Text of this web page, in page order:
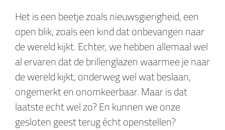
Het is een beetje zoals nieuwsgierigheid, een
open blik, zoals een kind dat onbevangen naar
de wereld kijkt. Echter, we hebben allemaal wel
al ervaren dat de brillenglazen waarmee je naar
de wereld kijkt, onderweg wel wat beslaan,
ongemerkt en onomkeerbaar. Maar is dat
laatste echt wel zo? En kunnen we onze
gesloten geest terug écht openstellen?